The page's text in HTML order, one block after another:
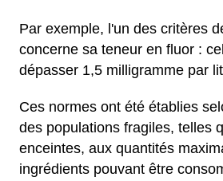
Par exemple, l'un des critères
concerne sa teneur en fluor :
dépasser 1,5 milligramme par
Ces normes ont été établies
des populations fragiles, telles
enceintes, aux quantités
ingrédients pouvant être